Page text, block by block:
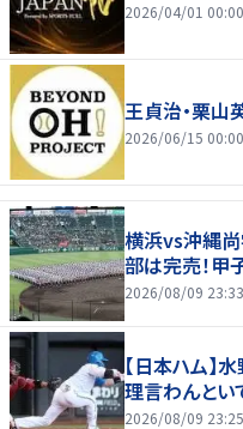
2026/04/01 00:00
王貞治・栗山
2026/06/15 00:00
横浜vs沖縄
部は完売！甲
2026/08/09 23:33
【日本ハム】
理言わんとい
2026/08/09 23:25